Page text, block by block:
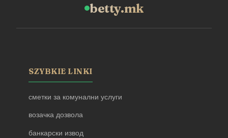
betty.mk
SZYBKIE LINKI
сметки за комунални услуги
возачка дозвола
банкарски извод